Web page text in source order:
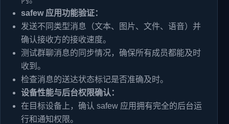
safew 应用功能验证：
发送不同类型消息（文本、图片、文件、语音）并
确认接收方的接收速度。
测试群聊消息的同步情况，确保所有成员都能及时
收到。
检查消息的送达状态标记是否准确及时。
设备性能与后台权限确认：
在目标设备上，确认 safew 应用拥有完全的后台运
行和通知权限。